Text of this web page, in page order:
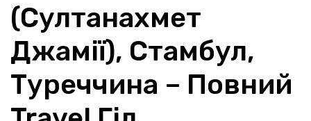
(Султанахмет
Джамії), Стамбул,
Туреччина – Повний